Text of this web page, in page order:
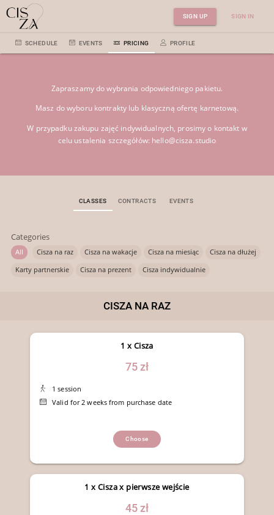
SIGN UP SIGN IN
SCHEDULE EVENTS PRICING PROFILE
Zapraszamy do wybrania odpowiedniego pakietu.
Masz do wyboru kontrakty lub klasyczną ofertę karnetową.
W przypadku zakupu zajęć indywidualnych, prosimy o kontakt w
celu ustalenia szczegółów: hello@cisza.studio
CLASSES CONTRACTS EVENTS
Categories
All Cisza na raz Cisza na wakacje Cisza na miesiąc Cisza na dłużej
Karty partnerskie Cisza na prezent Cisza indywidualnie
CISZA NA RAZ
1 x Cisza
75 zł
1 session
Valid for 2 weeks from purchase date
Choose
1 x Cisza x pierwsze wejście
45 zł